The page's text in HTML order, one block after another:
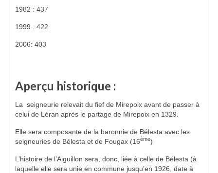
HGL: 1352 à 1499
HGL: 1500 à 1790
Personnalités Seconde guerre mondiale
Alfred Parens
1982 : 437
1999 : 422
2006: 403
Aperçu historique :
La seigneurie relevait du fief de Mirepoix avant de passer à
celui de Léran après le partage de Mirepoix en 1329.
Elle sera composante de la baronnie de Bélesta avec les
seigneuries de Bélesta et de Fougax (16ème)
L’histoire de l’Aiguillon sera, donc, liée à celle de Bélesta (à
laquelle elle sera unie en commune jusqu’en 1926, date à